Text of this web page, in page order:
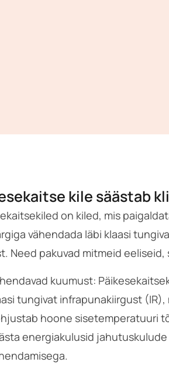
kile säästab
on kiled, mis
vähendada läbi klaasi
Need pakuvad mitmeid eeliseid,
kuumust:
tungivat infrapunakiirgust (IR),
hoone sisetemperatuuri
energiakulusid